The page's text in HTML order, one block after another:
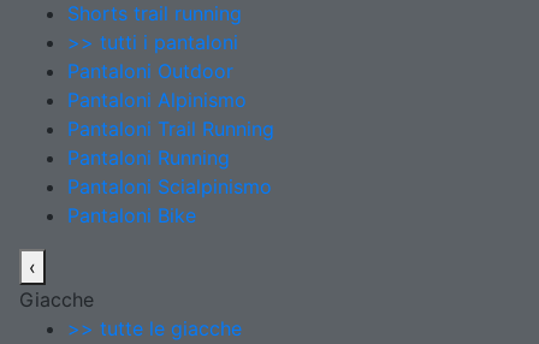
Shorts trail running
>> tutti i pantaloni
Pantaloni Outdoor
Pantaloni Alpinismo
Pantaloni Trail Running
Pantaloni Running
Pantaloni Scialpinismo
Pantaloni Bike
‹
Giacche
>> tutte le giacche